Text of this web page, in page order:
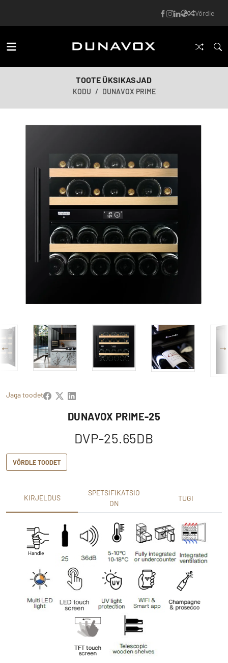
Võrdle
TOOTE ÜKSIKASJAD
KODU DUNAVOX PRIME
Jaga toodet
DUNAVOX PRIME-25
DVP-25.65DB
VÕRDLE TOODET
KIRJELDUS
SPETSIFIKATSIO
ON
TUGI